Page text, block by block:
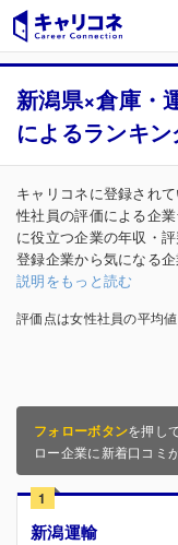
新潟県×倉庫・
によるランキン
キャリコネに登録され
性社員の評価による企
に役立つ企業の年収・
登録企業から気になる
説明をもっと読む
評価点は女性社員の平均値
フォローボタンを押し
ロー企業に新着口コミ
1
新潟運輸